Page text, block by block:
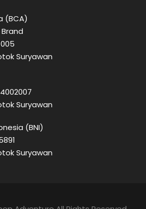
(BCA)
Suryawan
Suryawan
(BNI)
Suryawan